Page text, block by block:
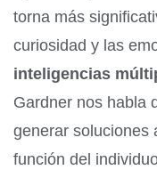
torna más
curiosidad y las
inteligencias
Gardner nos habla
generar soluciones
función del